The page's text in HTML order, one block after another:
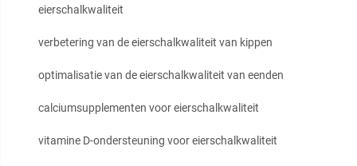
eierschalkwaliteit
verbetering van de eierschalkwaliteit van kippen
optimalisatie van de eierschalkwaliteit van eenden
calciumsupplementen voor eierschalkwaliteit
vitamine D-ondersteuning voor eierschalkwaliteit